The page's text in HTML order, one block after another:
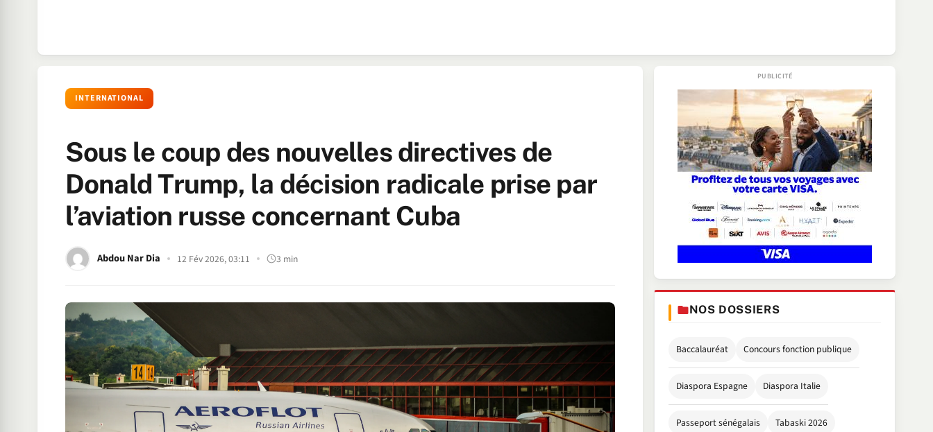
INTERNATIONAL
Sous le coup des nouvelles directives de
Donald Trump, la décision radicale prise par
l’aviation russe concernant Cuba
Abdou Nar Dia 12 Fév 2026, 03:11 3 min
NOS DOSSIERS
Baccalauréat Concours fonction publique
Diaspora Espagne Diaspora Italie
Passeport sénégalais Tabaski 2026